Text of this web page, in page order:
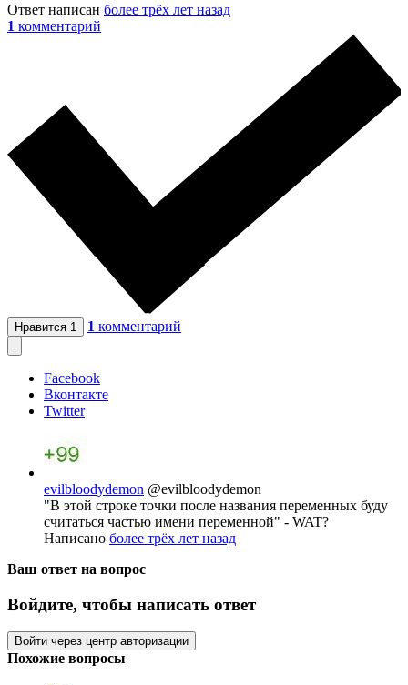
Ответ написан более трёх лет назад
1 комментарий
Нравится 1 1 комментарий
Facebook
Вконтакте
Twitter
evilbloodydemon @evilbloodydemon
"В этой строке точки после названия переменных буду
считаться частью имени переменной" - WAT?
Написано более трёх лет назад
Ваш ответ на вопрос
Войдите, чтобы написать ответ
Войти через центр авторизации
Похожие вопросы